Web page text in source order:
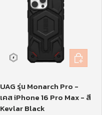
UAG รุ่น Monarch Pro -
เคส iPhone 16 Pro Max - สี
Kevlar Black
หยิบใส่ตะ